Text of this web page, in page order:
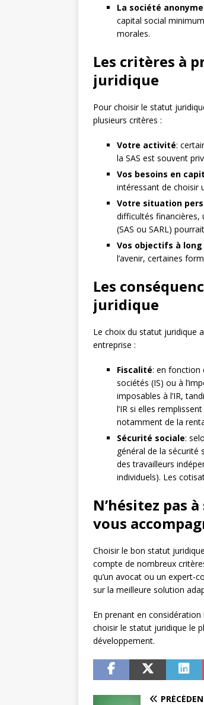
La société anonyme
capital social
morales.
Les critères à
juridique
Pour choisir le statut
plusieurs critères :
Votre activité:
la SAS est souvent
Vos besoins en
intéressant de choisir
Votre situation
difficultés financières,
(SAS ou SARL)
Vos objectifs à
l’avenir, certaines
Les
juridique
Le choix du statut juridique
entreprise :
Fiscalité: en fonction
sociétés (IS) ou à
imposables à l’IR,
l’IR si elles
notamment de la
Sécurité sociale:
général de la sécurité
des travailleurs
individuels). Les
N’hésitez pas
vous
Choisir le bon statut
compte de nombreux
qu’un avocat ou un expert-
sur la meilleure solution
En prenant en
choisir le statut juridique le
développement.